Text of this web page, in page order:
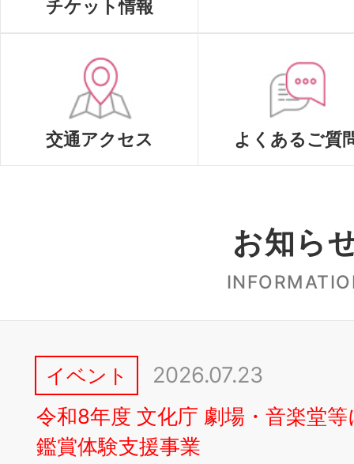
か
ホ
ー
チケット情報
交通アクセス よくあるご質
お知ら
イベント 2026.07.23
令和8年度 文化庁 劇場・音楽堂
鑑賞体験支援事業